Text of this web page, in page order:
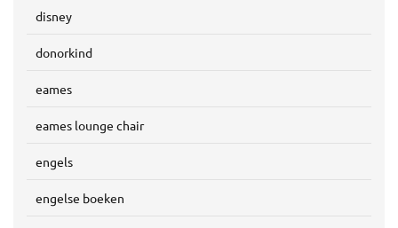
disney
donorkind
eames
eames lounge chair
engels
engelse boeken